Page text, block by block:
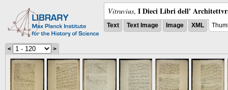
Vitruvius, I Dieci Libri dell'
Text Text Image Image XML
< >